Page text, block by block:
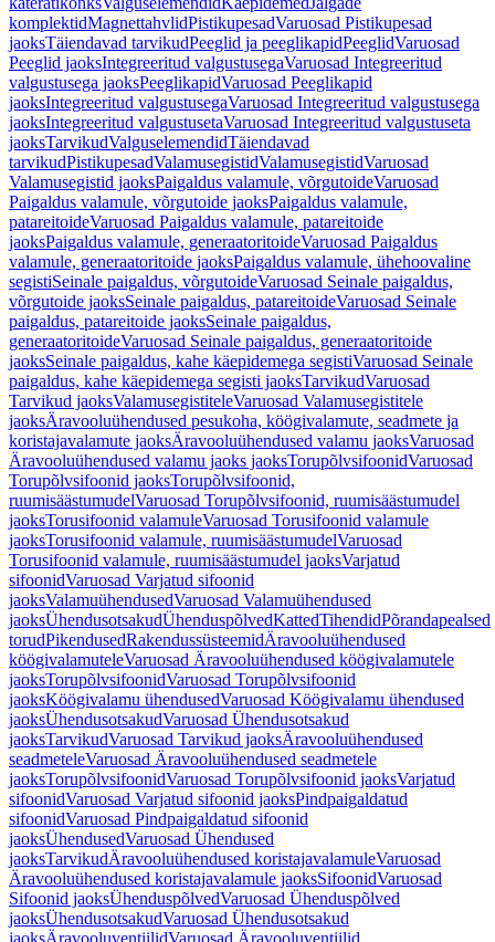
komplektidMagnettahvlidPistikupesadVaruosad Pistikupesad
jaoksTäiendavad tarvikudPeeglid ja peeglikapidPeeglidVaruosad
Peeglid jaoksIntegreeritud valgustusegaVaruosad Integreeritud
valgustusega jaoksPeeglikapidVaruosad Peeglikapid
jaoksIntegreeritud valgustusegaVaruosad Integreeritud valgustusega
jaoksIntegreeritud valgustusetaVaruosad Integreeritud valgustuseta
jaoksTarvikudValguselemendidTäiendavad
tarvikudPistikupesadValamusegistidValamusegistidVaruosad
Valamusegistid jaoksPaigaldus valamule, võrgutoideVaruosad
Paigaldus valamule, võrgutoide jaoksPaigaldus valamule,
patareitoideVaruosad Paigaldus valamule, patareitoide
jaoksPaigaldus valamule, generaatoritoideVaruosad Paigaldus
valamule, generaatoritoide jaoksPaigaldus valamule, ühehoovaline
segistiSeinale paigaldus, võrgutoideVaruosad Seinale paigaldus,
võrgutoide jaoksSeinale paigaldus, patareitoideVaruosad Seinale
paigaldus, patareitoide jaoksSeinale paigaldus,
generaatoritoideVaruosad Seinale paigaldus, generaatoritoide
jaoksSeinale paigaldus, kahe käepidemega segistiVaruosad Seinale
paigaldus, kahe käepidemega segisti jaoksTarvikudVaruosad
Tarvikud jaoksValamusegistiteleVaruosad Valamusegistitele
jaoksÄravooluühendused pesukoha, köögivalamute, seadmete ja
koristajavalamute jaoksÄravooluühendused valamu jaoksVaruosad
Äravooluühendused valamu jaoks jaoksTorupõlvsifoonidVaruosad
Torupõlvsifoonid jaoksTorupõlvsifoonid,
ruumisäästumudelVaruosad Torupõlvsifoonid, ruumisäästumudel
jaoksTorusifoonid valamuleVaruosad Torusifoonid valamule
jaoksTorusifoonid valamule, ruumisäästumudelVaruosad
Torusifoonid valamule, ruumisäästumudel jaoksVarjatud
sifoonidVaruosad Varjatud sifoonid
jaoksValamuühendusedVaruosad Valamuühendused
jaoksÜhendusotsakudÜhenduspõlvedKattedTihendidPõrandapealsed
torudPikendusedRakendussüsteemidÄravooluühendused
köögivalamuteleVaruosad Äravooluühendused köögivalamutele
jaoksTorupõlvsifoonidVaruosad Torupõlvsifoonid
jaoksKöögivalamu ühendusedVaruosad Köögivalamu ühendused
jaoksÜhendusotsakudVaruosad Ühendusotsakud
jaoksTarvikudVaruosad Tarvikud jaoksÄravooluühendused
seadmeteleVaruosad Äravooluühendused seadmetele
jaoksTorupõlvsifoonidVaruosad Torupõlvsifoonid jaoksVarjatud
sifoonidVaruosad Varjatud sifoonid jaoksPindpaigaldatud
sifoonidVaruosad Pindpaigaldatud sifoonid
jaoksÜhendusedVaruosad Ühendused
jaoksTarvikudÄravooluühendused koristajavalamuleVaruosad
Äravooluühendused koristajavalamule jaoksSifoonidVaruosad
Sifoonid jaoksÜhenduspõlvedVaruosad Ühenduspõlved
jaoksÜhendusotsakudVaruosad Ühendusotsakud
jaoksÄravooluventiilidVaruosad Äravooluventiilid